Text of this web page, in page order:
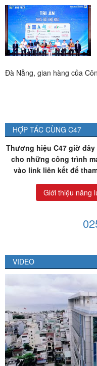
Đà Nẵng, gian hàng của
HỢP TÁC CÙNG C47
Thương hiệu C47 giờ
cho những công trình
vào link liên kết để
Giới thiệu năng
VIDEO